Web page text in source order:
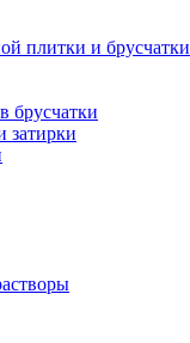
плитки и брусчатки
брусчатки
затирки